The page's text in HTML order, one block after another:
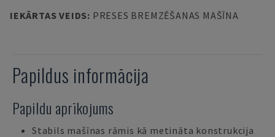
IEKĀRTAS VEIDS: PRESES BREMZĒŠANAS MAŠĪNA
Papildus informācija
Papildu aprīkojums
Stabils mašīnas rāmis kā metināta konstrukcija